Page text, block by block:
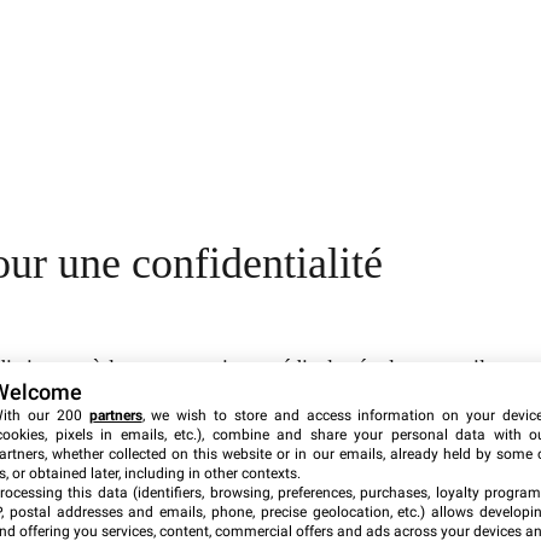
une confidentialité
où les conversations médicales évoluent en silo
la santé. Ce cloisonnement est complété par un
accrue, assurant que les données ne soient ni partagées,
artificielle.
de leurs données issues d’applications telles que
our 200 partners, we wish to store and access information on your
pixels in emails, etc.), combine and share your personal data with
whether collected on this website or in our emails, already held by some
or obtained later, including in other contexts.
this data (identifiers, browsing, preferences, purchases, loyalty
postal addresses and emails, phone, precise geolocation, etc.) allows
offering you services, content, commercial offers and ads across your devices